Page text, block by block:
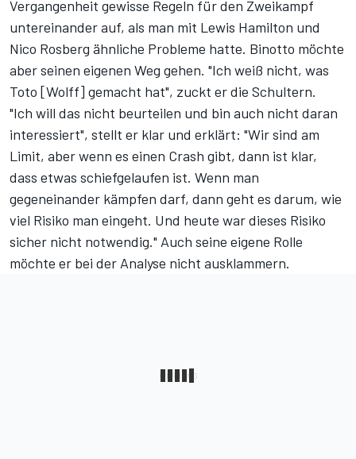
Vergangenheit gewisse Regeln für den Zweikampf
untereinander auf, als man mit Lewis Hamilton und
Nico Rosberg ähnliche Probleme hatte. Binotto möchte
aber seinen eigenen Weg gehen. "Ich weiß nicht, was
Toto [Wolff] gemacht hat", zuckt er die Schultern.
"Ich will das nicht beurteilen und bin auch nicht daran
interessiert", stellt er klar und erklärt: "Wir sind am
Limit, aber wenn es einen Crash gibt, dann ist klar,
dass etwas schiefgelaufen ist. Wenn man
gegeneinander kämpfen darf, dann geht es darum, wie
viel Risiko man eingeht. Und heute war dieses Risiko
sicher nicht notwendig." Auch seine eigene Rolle
möchte er bei der Analyse nicht ausklammern.